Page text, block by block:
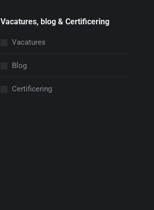
Vacatures, blog & Certificering
Vacatures
Blog
Certificering